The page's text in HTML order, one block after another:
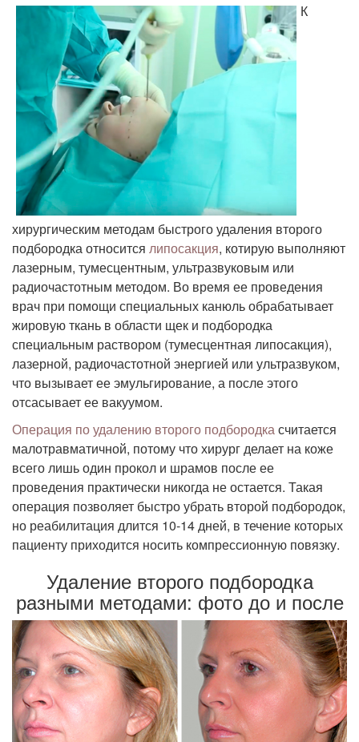
К
хирургическим методам быстрого удаления второго
подбородка относится липосакция, котирую выполняют
лазерным, тумесцентным, ультразвуковым или
радиочастотным методом. Во время ее проведения
врач при помощи специальных канюль обрабатывает
жировую ткань в области щек и подбородка
специальным раствором (тумесцентная липосакция),
лазерной, радиочастотной энергией или ультразвуком,
что вызывает ее эмульгирование, а после этого
отсасывает ее вакуумом.
Операция по удалению второго подбородкасчитается
малотравматичной, потому что хирург делает на коже
всего лишь один прокол и шрамов после ее
проведения практически никогда не остается. Такая
операция позволяет быстро убрать второй подбородок,
но реабилитация длится 10-14 дней, в течение которых
пациенту приходится носить компрессионную повязку.
Удаление второго подбородка
разными методами: фото до и после